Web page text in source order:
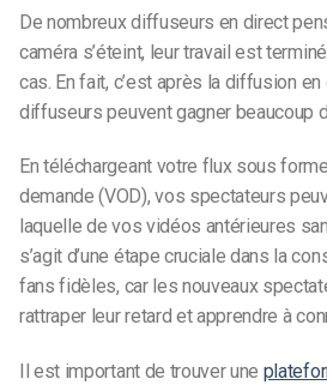
De nombreux diffuseurs en direct
caméra s’éteint, leur travail est
cas. En fait, c’est après la diffusion
diffuseurs peuvent gagner beaucoup
En téléchargeant votre flux sous
demande (VOD), vos spectateurs
laquelle de vos vidéos antérieures
s’agit d’une étape cruciale dans la
fans fidèles, car les nouveaux
rattraper leur retard et apprendre à
Il est important de trouver une